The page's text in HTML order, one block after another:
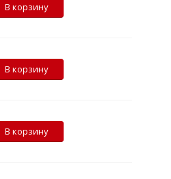
В корзину
В корзину
В корзину